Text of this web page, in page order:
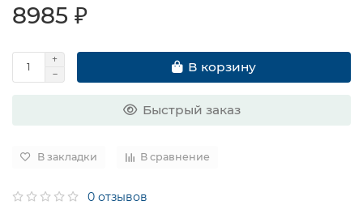
8985 ₽
В корзину
Быстрый заказ
В закладки В сравнение
0 отзывов